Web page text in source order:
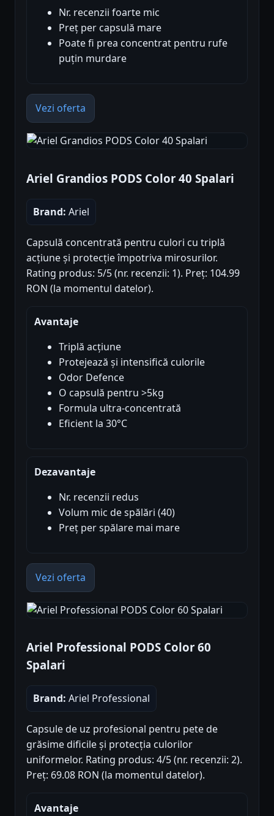
Nr. recenzii foarte mic
Preț per capsulă mare
Poate fi prea concentrat pentru rufe
puțin murdare
Vezi oferta
Ariel Grandios PODS Color 40 Spalari
Brand: Ariel
Capsulă concentrată pentru culori cu triplă
acțiune și protecție împotriva mirosurilor.
Rating produs: 5/5 (nr. recenzii: 1). Preț: 104.99
RON (la momentul datelor).
Avantaje
Triplă acțiune
Protejează și intensifică culorile
Odor Defence
O capsulă pentru >5kg
Formula ultra-concentrată
Eficient la 30°C
Dezavantaje
Nr. recenzii redus
Volum mic de spălări (40)
Preț per spălare mai mare
Vezi oferta
Ariel Professional PODS Color 60
Spalari
Brand: Ariel Professional
Capsule de uz profesional pentru pete de
grăsime dificile și protecția culorilor
uniformelor. Rating produs: 4/5 (nr. recenzii: 2).
Preț: 69.08 RON (la momentul datelor).
Avantaje